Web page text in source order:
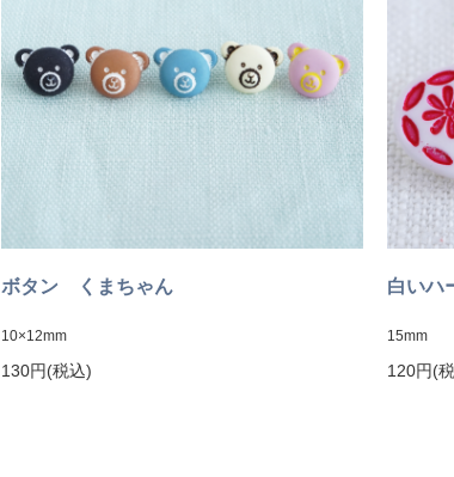
ボタン くまちゃん
10×12mm
130円(税込)
白いハ
15mm
120円(